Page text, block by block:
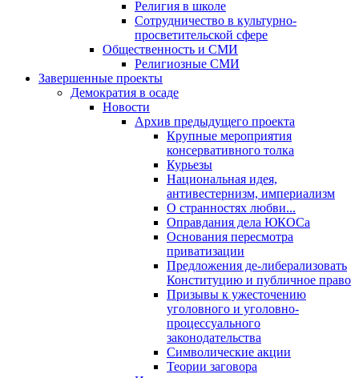
Религия в школе
Сотрудничество в культурно-
просветительской сфере
Общественность и СМИ
Религиозные СМИ
Завершенные проекты
Демократия в осаде
Новости
Архив предыдущего проекта
Крупные мероприятия
консервативного толка
Курьезы
Национальная идея,
антивестернизм, империализм
О странностях любви...
Оправдания дела ЮКОСа
Основания пересмотра
приватизации
Предложения де-либерализовать
Конституцию и публичное право
Призывы к ужесточению
уголовного и уголовно-
процессуального
законодательства
Символические акции
Теории заговора